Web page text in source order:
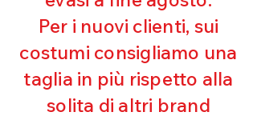
Ultra cloro resistente
Mantenimento della forma
Perfetta vestibilità
Asciugatura rapida
Bielastico
Per i nuovi clienti, sui
costumi consigliamo una
taglia in più rispetto alla
solita di altri brand